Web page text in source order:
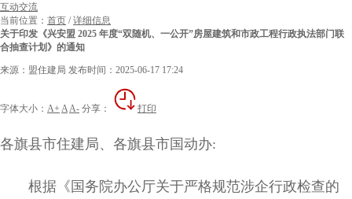
互动交流
当前位置： 首页 /详细信息
关于印发《兴安盟 2025 年度“双随机、一公开”房屋建筑和市政工程行政执法部门联
合抽查计划》的通知
来源：盟住建局 发布时间：2025-06-17 17:24
字体大小： A+ AA- 分享： 打印
各旗县市住建局、各旗县市国动办:
根据《国务院办公厅关于严格规范涉企行政检查的